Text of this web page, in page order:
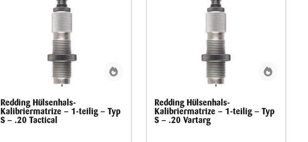
Redding Hülsenhals-
Kalibriermatrize – 1-teilig – Typ
S – .20 Tactical
Redding Hülsenhals-
Kalibriermatrize – 1-teilig – Typ
S – .20 Vartarg